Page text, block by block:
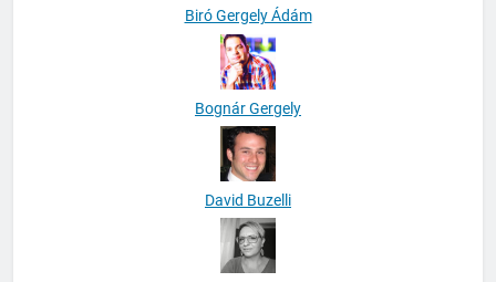
Biró Gergely Ádám
Bognár Gergely
David Buzelli